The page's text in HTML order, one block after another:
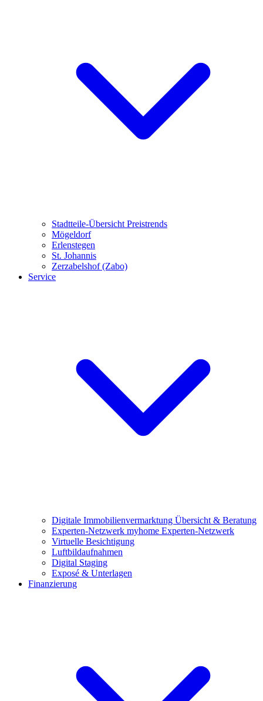
Stadtteile-Übersicht Preistrends
Mögeldorf
Erlenstegen
St. Johannis
Zerzabelshof (Zabo)
Service
Digitale Immobilienvermarktung Übersicht & Beratung
Experten-Netzwerk myhome Experten-Netzwerk
Virtuelle Besichtigung
Luftbildaufnahmen
Digital Staging
Exposé & Unterlagen
Finanzierung